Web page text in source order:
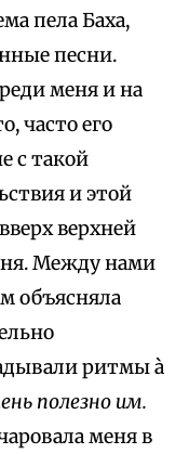
пела Баха,
песни.
меня и на
часто его
с такой
и этой
верхней
Между нами
объясняла
ритмы à
полезно им.
меня в